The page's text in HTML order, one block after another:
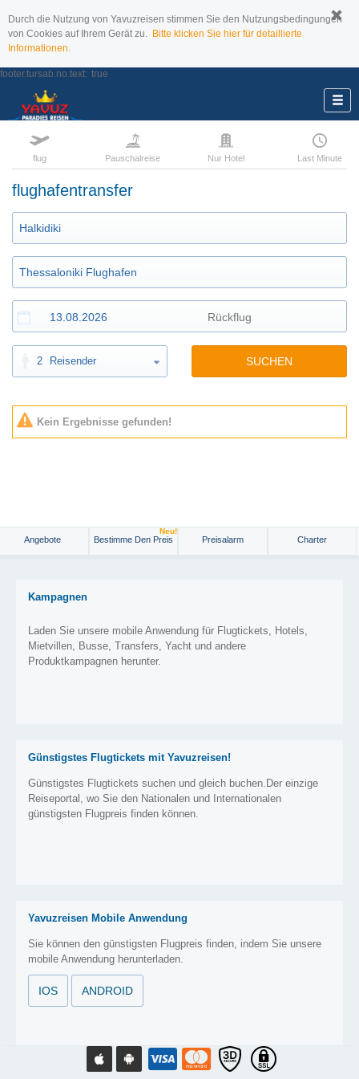
Durch die Nutzung von Yavuzreisen stimmen Sie den Nutzungsbedingungen
von Cookies auf Ihrem Gerät zu. Bitte klicken Sie hier für detaillierte
Informationen.
footer.tursab.no.text: true
flug Pauschalreise Nur Hotel Last Minute
flughafentransfer
2 Reisender SUCHEN
Kein Ergebnisse gefunden!
Angebote Bestimme Den Preis
Neu!
Preisalarm Charter
Kampagnen
Laden Sie unsere mobile Anwendung für Flugtickets, Hotels,
Mietvillen, Busse, Transfers, Yacht und andere
Produktkampagnen herunter.
Günstigstes Flugtickets mit Yavuzreisen!
Günstigstes Flugtickets suchen und gleich buchen.Der einzige
Reiseportal, wo Sie den Nationalen und Internationalen
günstigsten Flugpreis finden können.
Yavuzreisen Mobile Anwendung
Sie können den günstigsten Flugpreis finden, indem Sie unsere
mobile Anwendung herunterladen.
IOS ANDROID